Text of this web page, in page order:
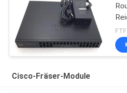
Cisco-Fräser-Module